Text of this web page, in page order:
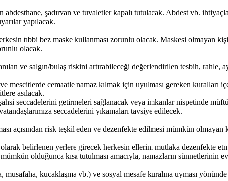
abdesthane, şadırvan ve tuvaletler kapalı tutulacak. Abdest vb.
yapılacak.
tıbbi bez maske kullanması zorunlu olacak. Maskesi olmayan
olacak.
ve salgın/bulaş riskini artırabileceği değerlendirilen tesbih, rahle,
mescitlerde cemaatle namaz kılmak için uyulması gereken
asılacak.
seccadelerini getirmeleri sağlanacak veya imkanlar nispetinde
seccadelerini yıkamaları tavsiye edilecek.
açısından risk teşkil eden ve dezenfekte edilmesi mümkün
belirlenen yerlere girecek herkesin ellerini mutlaka dezenfekte
olduğunca kısa tutulması amacıyla, namazların sünnetlerinin
musafaha, kucaklaşma vb.) ve sosyal mesafe kuralına uyması